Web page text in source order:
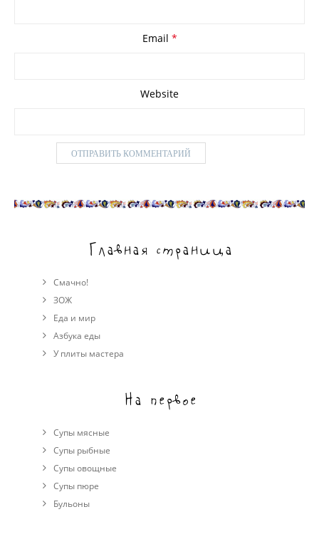
Email *
Website
Главная страница
Смачно!
ЗОЖ
Еда и мир
Азбука еды
У плиты мастера
На первое
Супы мясные
Супы рыбные
Супы овощные
Cупы пюре
Бульоны